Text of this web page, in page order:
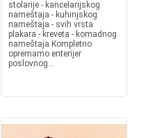
stolarije - kancelarijskog
nameštaja - kuhinjskog
nameštaja - svih vrsta
plakara - kreveta - komadnog
nameštaja Kompletno
opremamo enterijer
poslovnog...